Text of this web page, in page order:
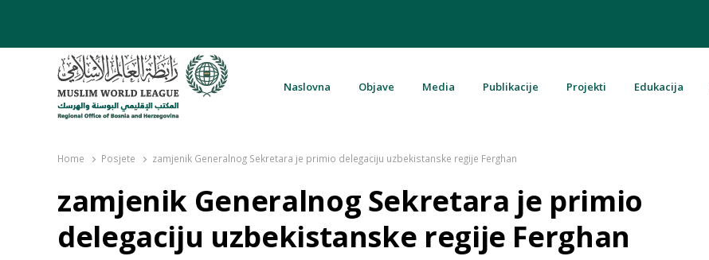
Naslovna Objave Media Publikacije Projekti Edukacija
Home Posjete zamjenik Generalnog Sekretara je primio delegaciju uzbekistanske regije Ferghan
zamjenik Generalnog Sekretara je primio
delegaciju uzbekistanske regije Ferghan